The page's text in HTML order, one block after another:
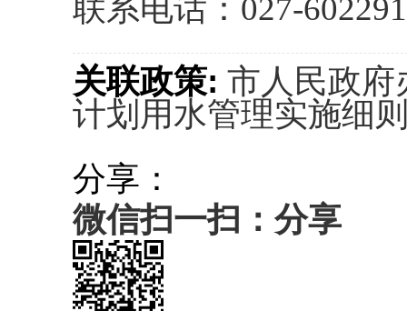
联系电话：027-
关联政策: 市人民政府
计划用水管理实施细
分享：
微信扫一扫：分享